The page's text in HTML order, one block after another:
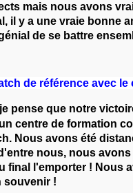
mais nous avons
il y a une vraie bonne
de se battre
de référence avec le
pense que notre
centre de formation
Nous avons été
nous, nous
final l'emporter ! Nous
souvenir !